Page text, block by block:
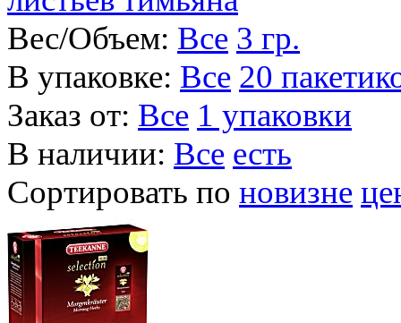
Вес/Объем: Все 3 гр.
В упаковке: Все 20
Заказ от: Все 1 упаковки
В наличии: Все есть
Сортировать по новизне